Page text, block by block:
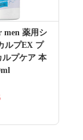
men 薬用シ
ルプEX プ
ルプケア 本